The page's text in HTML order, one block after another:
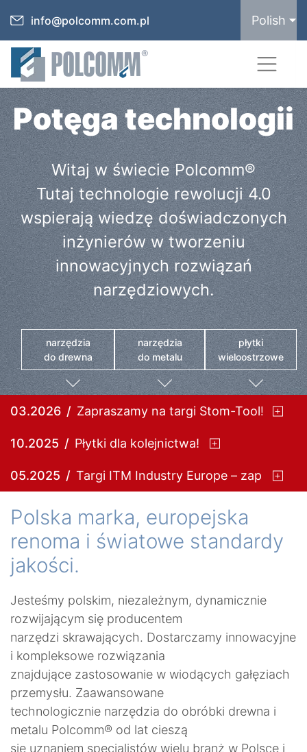
info@polcomm.com.pl Polish
Potęga technologii
Witaj w świecie Polcomm®
Tutaj technologie rewolucji 4.0
wspierają wiedzę doświadczonych
inżynierów w tworzeniu
innowacyjnych rozwiązań
narzędziowych.
narzędzia
do drewna
narzędzia
do metalu
płytki
wieloostrzowe
03.2026 Zapraszamy na targi Stom-Tool!
10.2025 Płytki dla kolejnictwa!
05.2025 Targi ITM Industry Europe –
Polska marka, europejska
renoma i światowe standardy
jakości.
Jesteśmy polskim, niezależnym, dynamicznie
rozwijającym się producentem
narzędzi skrawających. Dostarczamy innowacyjne
i kompleksowe rozwiązania
znajdujące zastosowanie w wiodących gałęziach
przemysłu. Zaawansowane
technologicznie narzędzia do obróbki drewna i
metalu Polcomm® od lat cieszą
się uznaniem specjalistów wielu branż w Polsce i